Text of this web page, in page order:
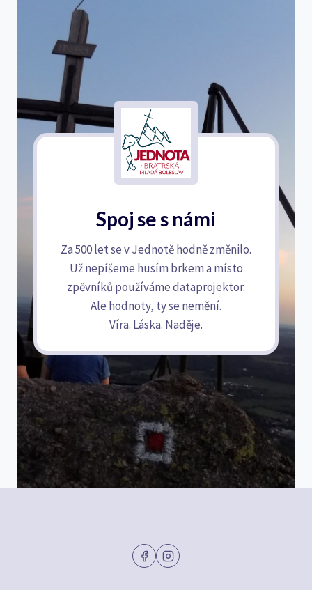
Spoj se s námi
Za 500 let se v Jednotě hodně změnilo.
Už nepíšeme husím brkem a místo
zpěvníků používáme dataprojektor.
Ale hodnoty, ty se nemění.
Víra. Láska. Naděje.